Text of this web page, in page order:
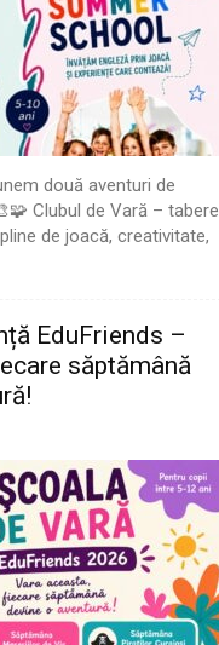
două aventuri de
Clubul de Vară – tabere
de joacă, creativitate,
EduFriends –
săptămână